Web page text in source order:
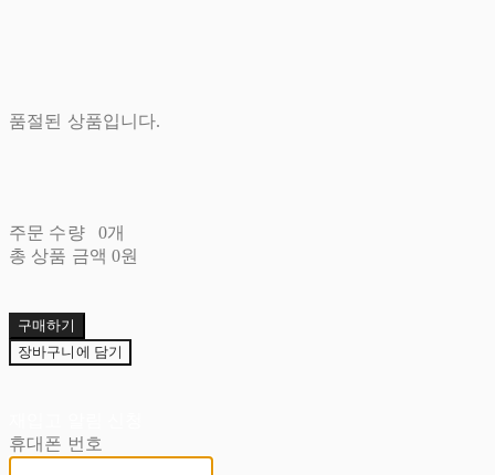
품절된 상품입니다.
주문 수량
0개
총 상품 금액 0원
구매하기
장바구니에 담기
휴대폰 번호